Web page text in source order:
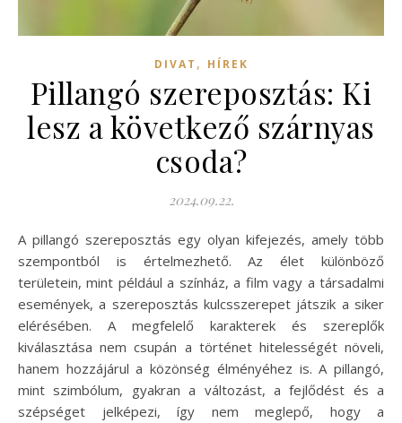
DIVAT , HÍREK
Pillangó szereposztás: Ki
lesz a következő szárnyas
csoda?
2024.09.22.
A pillangó szereposztás egy olyan kifejezés, amely több
szempontból is értelmezhető. Az élet különböző
területein, mint például a színház, a film vagy a társadalmi
események, a szereposztás kulcsszerepet játszik a siker
elérésében. A megfelelő karakterek és szereplők
kiválasztása nem csupán a történet hitelességét növeli,
hanem hozzájárul a közönség élményéhez is. A pillangó,
mint szimbólum, gyakran a változást, a fejlődést és a
szépséget jelképezi, így nem meglepő, hogy a